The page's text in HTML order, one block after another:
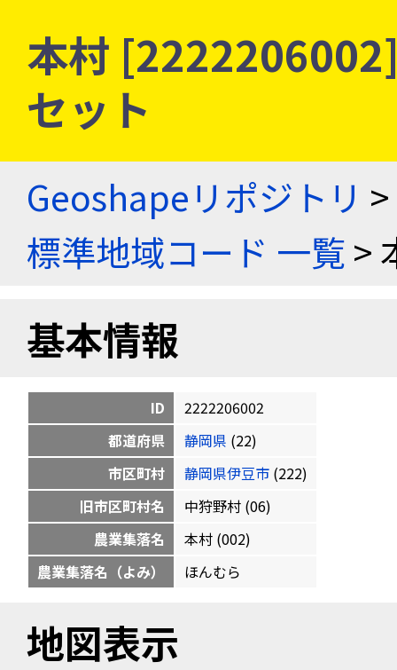
本村
セット
Geoshapeリポジトリ >
標準地域コード 一覧>
基本情報
ID
2222206002
都道府県
静岡県 (22)
市区町村
静岡県伊豆市 (222)
旧市区町村名
中狩野村 (06)
農業集落名
本村 (002)
農業集落名（よみ）
ほんむら
地図表示